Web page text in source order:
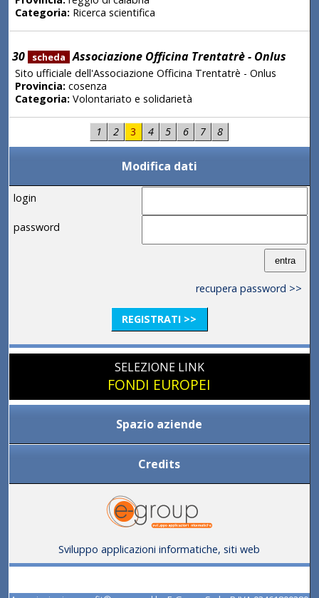
Categoria:Ricerca scientifica
30 scheda Associazione Officina Trentatrè - Onlus
Sito ufficiale dell'Associazione Officina Trentatrè - Onlus
Provincia:cosenza
Categoria:Volontariato e solidarietà
1 2 3 4 5 6 7 8
Modifica dati
login
password
recupera password >>
REGISTRATI >>
SELEZIONE LINK
FONDI EUROPEI
Spazio aziende
Credits
Sviluppo applicazioni informatiche, siti web